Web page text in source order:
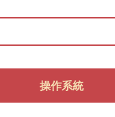
操作系統